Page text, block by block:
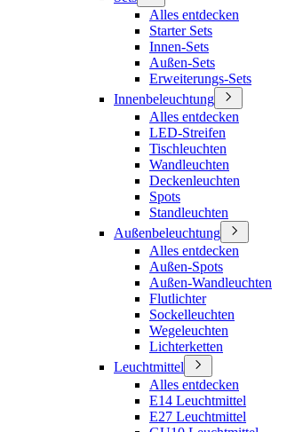
Alles entdecken
Starter Sets
Innen-Sets
Außen-Sets
Erweiterungs-Sets
Innenbeleuchtung
Alles entdecken
LED-Streifen
Tischleuchten
Wandleuchten
Deckenleuchten
Spots
Standleuchten
Außenbeleuchtung
Alles entdecken
Außen-Spots
Außen-Wandleuchten
Flutlichter
Sockelleuchten
Wegeleuchten
Lichterketten
Leuchtmittel
Alles entdecken
E14 Leuchtmittel
E27 Leuchtmittel